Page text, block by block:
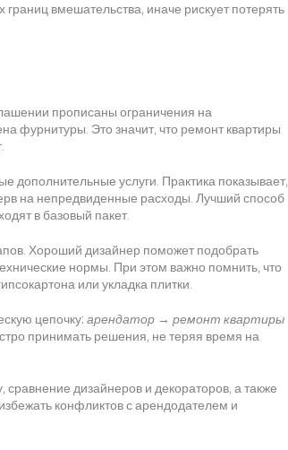
границ вмешательства, иначе рискует потерять
прописаны ограничения на
фурнитуры. Это значит, что ремонт квартиры
дополнительные услуги . Практика показывает,
на непредвиденные расходы. Лучший способ
в базовый пакет.
. Хороший дизайнер поможет подобрать
нормы. При этом важно помнить, что
или укладка плитки.
цепочку: арендатор → ремонт квартиры
принимать решения, не теряя время на
дизайнеров и декораторов, а также
конфликтов с арендодателем и